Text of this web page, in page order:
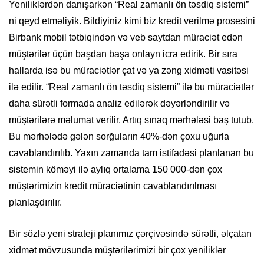
Yeniliklərdən danışarkən “Real zamanlı ön təsdiq sistemi”
ni qeyd etməliyik. Bildiyiniz kimi biz kredit verilmə prosesini
Birbank mobil tətbiqindən və veb saytdan müraciət edən
müştərilər üçün başdan başa onlayn icra edirik. Bir sıra
hallarda isə bu müraciətlər çat və ya zəng xidməti vasitəsi
ilə edilir. “Real zamanlı ön təsdiq sistemi” ilə bu müraciətlər
daha sürətli formada analiz edilərək dəyərləndirilir və
müştərilərə məlumat verilir. Artıq sınaq mərhələsi baş tutub.
Bu mərhələdə gələn sorğuların 40%-dən çoxu uğurla
cavablandırılıb. Yaxın zamanda tam istifadəsi planlanan bu
sistemin köməyi ilə aylıq ortalama 150 000-dən çox
müştərimizin kredit müraciətinin cavablandırılması
planlaşdırılır.
Bir sözlə yeni strateji planımız çərçivəsində sürətli, əlçatan
xidmət mövzusunda müştərilərimizi bir çox yeniliklər